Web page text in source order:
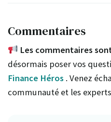
Commentaires
Les commentaires
désormais poser vos
Finance Héros . Venez
communauté et les